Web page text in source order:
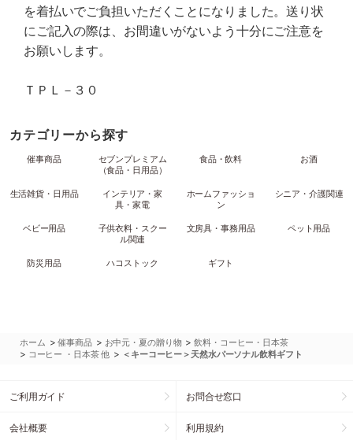
を着払いでご負担いただくことになりました。送り状
にご記入の際は、お間違いがないよう十分にご注意を
お願いします。
ＴＰＬ－３０
カテゴリーから探す
催事商品
セブンプレミアム
（食品・日用品）
食品・飲料 お酒
生活雑貨・日用品
インテリア・家
具・家電
ホームファッショ
ン
シニア・介護関連
ベビー用品
子供衣料・スクー
ル関連
文房具・事務用品 ペット用品
防災用品 ハコストック ギフト
ホーム >催事商品 > お中元・夏の贈り物 >飲料・コーヒー・日本茶
> コーヒー ・日本茶 他 > ＜キーコーヒー＞天然水パーソナル飲料ギフト
ご利用ガイド お問合せ窓口
会社概要 利用規約